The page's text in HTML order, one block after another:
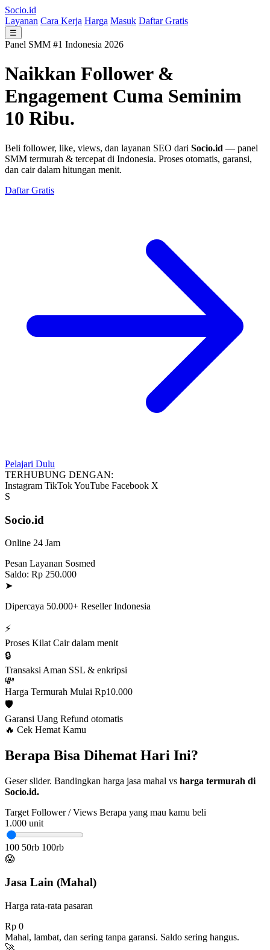
Socio.id
Layanan Cara Kerja Harga Masuk Daftar Gratis
☰
Panel SMM #1 Indonesia 2026
Naikkan Follower &
Engagement Cuma Seminim
10 Ribu.
Beli follower, like, views, dan layanan SEO dari Socio.id — panel
SMM termurah & tercepat di Indonesia. Proses otomatis, garansi,
dan cair dalam hitungan menit.
Daftar Gratis
Pelajari Dulu
TERHUBUNG DENGAN:
Instagram TikTokYouTube Facebook X
S
Socio.id
Online 24 Jam
Pesan Layanan Sosmed
Saldo: Rp 250.000
➤
Dipercaya 50.000+ Reseller Indonesia
⚡
Proses Kilat Cair dalam menit
🔒
Transaksi Aman SSL & enkripsi
💸
Harga Termurah Mulai Rp10.000
🛡️
Garansi Uang Refund otomatis
🔥 Cek Hemat Kamu
Berapa Bisa Dihemat Hari Ini?
Geser slider. Bandingkan harga jasa mahal vs harga termurah di
Socio.id.
Target Follower / Views Berapa yang mau kamu beli
1.000 unit
100 50rb 100rb
😱
Jasa Lain (Mahal)
Harga rata-rata pasaran
Rp 0
Mahal, lambat, dan sering tanpa garansi. Saldo sering hangus.
🚀